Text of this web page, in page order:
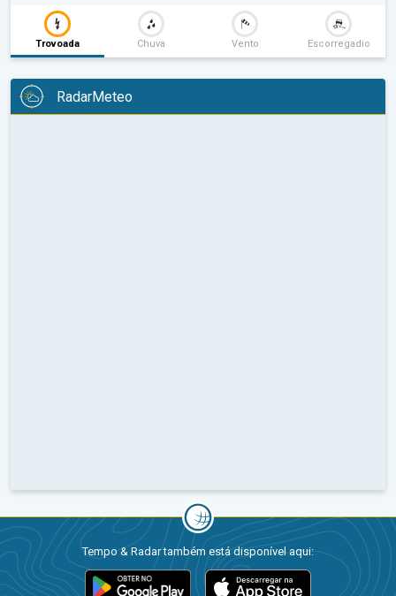
Trovoada Chuva Vento Escorregadio
RadarMeteo
Tempo & Radar também está disponível aqui: